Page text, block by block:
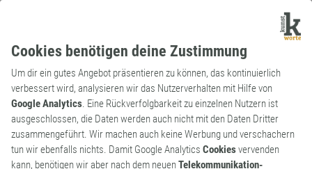
Cookies benötigen deine Zustimmung
Um dir ein gutes Angebot präsentieren zu können, das kontinuierlich
verbessert wird, analysieren wir das Nutzerverhalten mit Hilfe von
Google Analytics. Eine Rückverfolgbarkeit zu einzelnen Nutzern ist
ausgeschlossen, die Daten werden auch nicht mit den Daten Dritter
zusammengeführt. Wir machen auch keine Werbung und verschachern
tun wir ebenfalls nichts. Damit Google Analytics Cookiesvervenden
kann, benötigen wir aber nach dem neuenTelekommunikation-
Archaismus
Substantiv
Wiegenfest